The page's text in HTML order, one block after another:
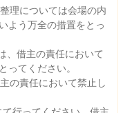
理については会場の内
よう万全の措置をとっ
、借主の責任において
ってください。
の責任において禁止し